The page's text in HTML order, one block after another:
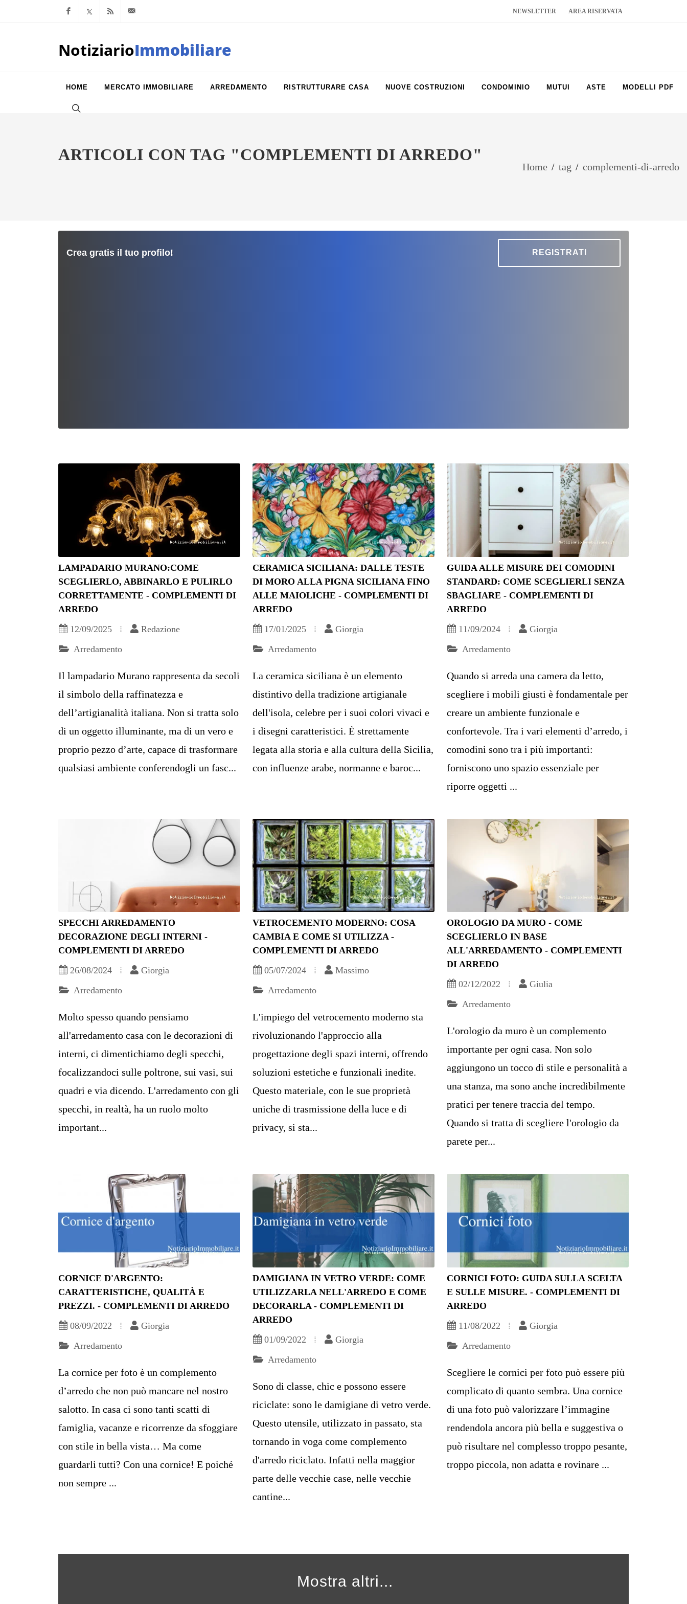
Facebook
x.com Feed RSS NEWSLETTER AREA RISERVATA
NotiziarioImmobiliare
HOME MERCATO IMMOBILIARE ARREDAMENTO RISTRUTTURARE CASA NUOVE COSTRUZIONI CONDOMINIO MUTUI ASTE MODELLI PDF
ARTICOLI CON TAG "COMPLEMENTI DI ARREDO"
Home / tag / complementi-di-arredo
Crea gratis il tuo profilo! REGISTRATI
LAMPADARIO MURANO:COME
SCEGLIERLO, ABBINARLO E PULIRLO
CORRETTAMENTE - COMPLEMENTI DI
ARREDO
12/09/2025
Redazione
Arredamento
Il lampadario Murano rappresenta da secoli
il simbolo della raffinatezza e
dell’artigianalità italiana. Non si tratta solo
di un oggetto illuminante, ma di un vero e
proprio pezzo d’arte, capace di trasformare
qualsiasi ambiente conferendogli un fasc...
CERAMICA SICILIANA: DALLE TESTE
DI MORO ALLA PIGNA SICILIANA FINO
ALLE MAIOLICHE - COMPLEMENTI DI
ARREDO
17/01/2025
Giorgia
Arredamento
La ceramica siciliana è un elemento
distintivo della tradizione artigianale
dell'isola, celebre per i suoi colori vivaci e
i disegni caratteristici. È strettamente
legata alla storia e alla cultura della Sicilia,
con influenze arabe, normanne e baroc...
GUIDA ALLE MISURE DEI COMODINI
STANDARD: COME SCEGLIERLI SENZA
SBAGLIARE - COMPLEMENTI DI
ARREDO
11/09/2024
Giorgia
Arredamento
Quando si arreda una camera da letto,
scegliere i mobili giusti è fondamentale per
creare un ambiente funzionale e
confortevole. Tra i vari elementi d’arredo, i
comodini sono tra i più importanti:
forniscono uno spazio essenziale per
riporre oggetti ...
SPECCHI ARREDAMENTO
DECORAZIONE DEGLI INTERNI -
COMPLEMENTI DI ARREDO
26/08/2024
Giorgia
Arredamento
Molto spesso quando pensiamo
all'arredamento casa con le decorazioni di
interni, ci dimentichiamo degli specchi,
focalizzandoci sulle poltrone, sui vasi, sui
quadri e via dicendo. L'arredamento con gli
specchi, in realtà, ha un ruolo molto
important...
VETROCEMENTO MODERNO: COSA
CAMBIA E COME SI UTILIZZA -
COMPLEMENTI DI ARREDO
05/07/2024
Massimo
Arredamento
L'impiego del vetrocemento moderno sta
rivoluzionando l'approccio alla
progettazione degli spazi interni, offrendo
soluzioni estetiche e funzionali inedite.
Questo materiale, con le sue proprietà
uniche di trasmissione della luce e di
privacy, si sta...
OROLOGIO DA MURO - COME
SCEGLIERLO IN BASE
ALL'ARREDAMENTO - COMPLEMENTI
DI ARREDO
02/12/2022
Giulia
Arredamento
L'orologio da muro è un complemento
importante per ogni casa. Non solo
aggiungono un tocco di stile e personalità a
una stanza, ma sono anche incredibilmente
pratici per tenere traccia del tempo.
Quando si tratta di scegliere l'orologio da
parete per...
CORNICE D'ARGENTO:
CARATTERISTICHE, QUALITÀ E
PREZZI. - COMPLEMENTI DI ARREDO
08/09/2022
Giorgia
Arredamento
La cornice per foto è un complemento
d’arredo che non può mancare nel nostro
salotto. In casa ci sono tanti scatti di
famiglia, vacanze e ricorrenze da sfoggiare
con stile in bella vista… Ma come
guardarli tutti? Con una cornice! E poiché
non sempre ...
DAMIGIANA IN VETRO VERDE: COME
UTILIZZARLA NELL'ARREDO E COME
DECORARLA - COMPLEMENTI DI
ARREDO
01/09/2022
Giorgia
Arredamento
Sono di classe, chic e possono essere
riciclate: sono le damigiane di vetro verde.
Questo utensile, utilizzato in passato, sta
tornando in voga come complemento
d'arredo riciclato. Infatti nella maggior
parte delle vecchie case, nelle vecchie
cantine...
CORNICI FOTO: GUIDA SULLA SCELTA
E SULLE MISURE. - COMPLEMENTI DI
ARREDO
11/08/2022
Giorgia
Arredamento
Scegliere le cornici per foto può essere più
complicato di quanto sembra. Una cornice
di una foto può valorizzare l’immagine
rendendola ancora più bella e suggestiva o
può risultare nel complesso troppo pesante,
troppo piccola, non adatta e rovinare ...
Mostra altri...